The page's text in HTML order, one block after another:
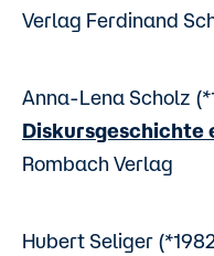
Verlag Ferdinand
Anna-Lena Scholz
Diskursgeschichte
Rombach Verlag
Hubert Seliger